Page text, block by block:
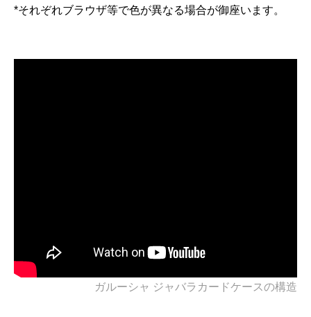
*それぞれブラウザ等で色が異なる場合が御座います。
ガルーシャ ジャバラカードケースの構造